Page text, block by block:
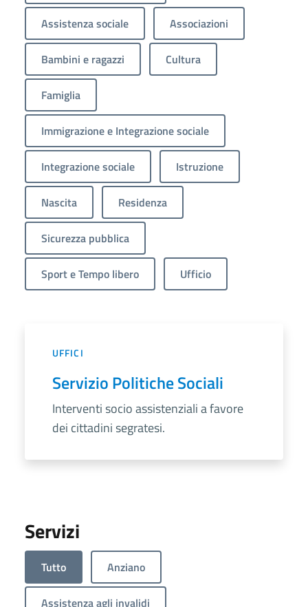
Assistenza sociale Associazioni
Bambini e ragazzi Cultura
Famiglia
Immigrazione e Integrazione sociale
Integrazione sociale Istruzione
Nascita Residenza
Sicurezza pubblica
Sport e Tempo libero Ufficio
UFFICI
Servizio Politiche Sociali
Interventi socio assistenziali a favore
dei cittadini segratesi.
Servizi
Tutto Anziano
Assistenza agli invalidi